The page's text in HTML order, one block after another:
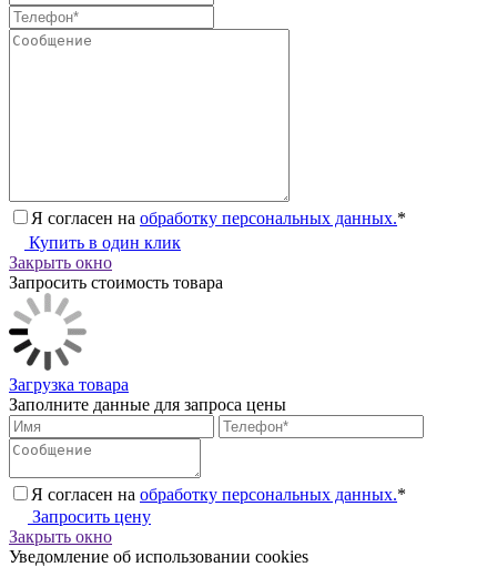
Я согласен на обработку персональных данных.*
Купить в один клик
Закрыть окно
Запросить стоимость товара
Загрузка товара
Заполните данные для запроса цены
Я согласен на обработку персональных данных.*
Запросить цену
Закрыть окно
Уведомление об использовании cookies